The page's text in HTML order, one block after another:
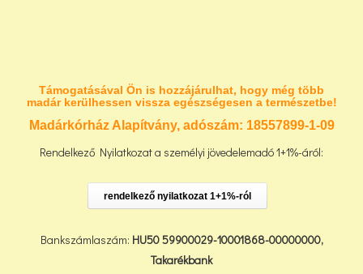
Támogatásával Ön is hozzájárulhat, hogy még több
madár kerülhessen vissza egészségesen a természetbe!
Madárkórház Alapítvány, adószám: 18557899-1-09
Rendelkező Nyilatkozat a személyi jövedelemadó 1+1%-áról:
rendelkező nyilatkozat 1+1%-ról
Bankszámlaszám: HU50 59900029-10001868-00000000,
Takarékbank